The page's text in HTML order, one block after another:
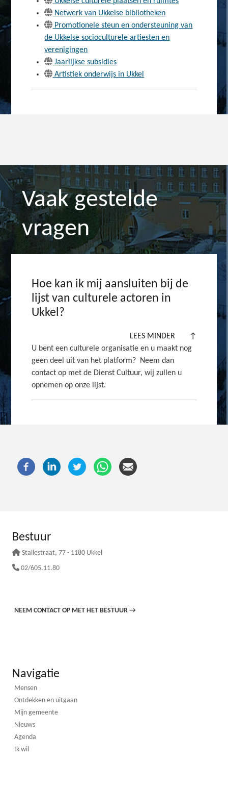
Netwerk van Ukkelse bibliotheken
Promotionele steun en ondersteuning van
de Ukkelse socioculturele artiesten en
verenigingen
Jaarlijkse subsidies
Artistiek onderwijs in Ukkel
Vaak gestelde
vragen
Hoe kan ik mij aansluiten bij de
lijst van culturele actoren in
Ukkel?
LEES MINDER
↑
U bent een culturele organisatie en u maakt nog
geen deel uit van het platform? Neem dan
contact op met de Dienst Cultuur, wij zullen u
opnemen op onze lijst.
Bestuur
Stallestraat, 77 - 1180 Ukkel
02/605.11.80
NEEM CONTACT OP MET HET BESTUUR →
Navigatie
Mensen
Ontdekken en uitgaan
Mijn gemeente
Nieuws
Agenda
Ik wil